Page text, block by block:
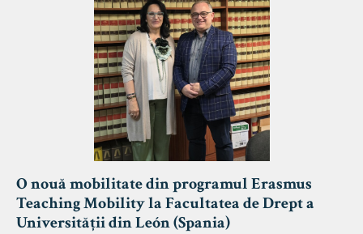
O nouă mobilitate din programul Erasmus
Teaching Mobility la Facultatea de Drept a
Universității din León (Spania)